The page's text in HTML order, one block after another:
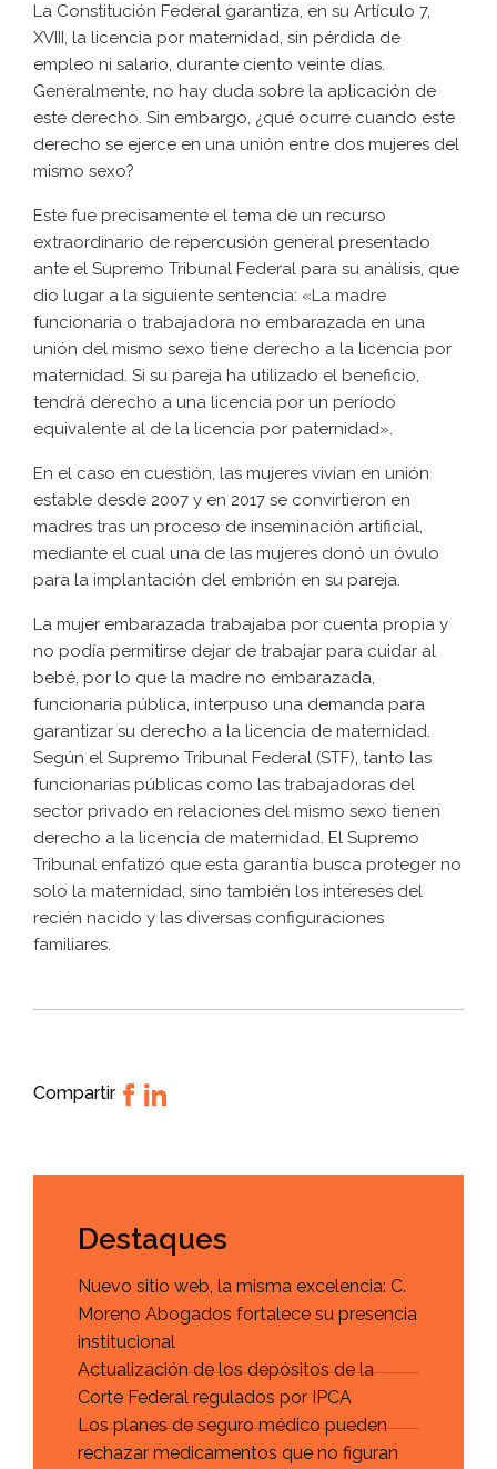
La Constitución Federal garantiza, en su Artículo 7,
XVIII, la licencia por maternidad, sin pérdida de
empleo ni salario, durante ciento veinte días.
Generalmente, no hay duda sobre la aplicación de
este derecho. Sin embargo, ¿qué ocurre cuando este
derecho se ejerce en una unión entre dos mujeres del
mismo sexo?
Este fue precisamente el tema de un recurso
extraordinario de repercusión general presentado
ante el Supremo Tribunal Federal para su análisis, que
dio lugar a la siguiente sentencia: «La madre
funcionaria o trabajadora no embarazada en una
unión del mismo sexo tiene derecho a la licencia por
maternidad. Si su pareja ha utilizado el beneficio,
tendrá derecho a una licencia por un período
equivalente al de la licencia por paternidad».
En el caso en cuestión, las mujeres vivían en unión
estable desde 2007 y en 2017 se convirtieron en
madres tras un proceso de inseminación artificial,
mediante el cual una de las mujeres donó un óvulo
para la implantación del embrión en su pareja.
La mujer embarazada trabajaba por cuenta propia y
no podía permitirse dejar de trabajar para cuidar al
bebé, por lo que la madre no embarazada,
funcionaria pública, interpuso una demanda para
garantizar su derecho a la licencia de maternidad.
Según el Supremo Tribunal Federal (STF), tanto las
funcionarias públicas como las trabajadoras del
sector privado en relaciones del mismo sexo tienen
derecho a la licencia de maternidad. El Supremo
Tribunal enfatizó que esta garantía busca proteger no
solo la maternidad, sino también los intereses del
recién nacido y las diversas configuraciones
familiares.
Compartir
Destaques
Nuevo sitio web, la misma excelencia: C.
Moreno Abogados fortalece su presencia
institucional
Actualización de los depósitos de la
Corte Federal regulados por IPCA
Los planes de seguro médico pueden
rechazar medicamentos que no figuran